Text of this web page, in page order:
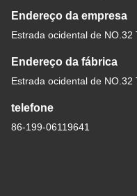
Endereço da empresa
Estrada ocidental de
Endereço da fábrica
Estrada ocidental de
telefone
86-199-06119641